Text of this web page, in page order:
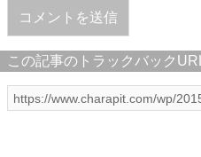
この記事のトラックバックURL